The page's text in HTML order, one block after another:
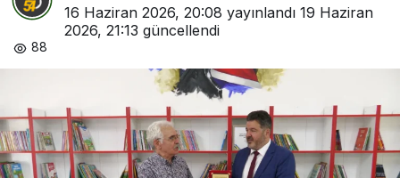
16 Haziran 2026, 20:08 yayınlandı 19 Haziran
2026, 21:13 güncellendi
88
Kütüphanesi ve Mescidi
Açıldı